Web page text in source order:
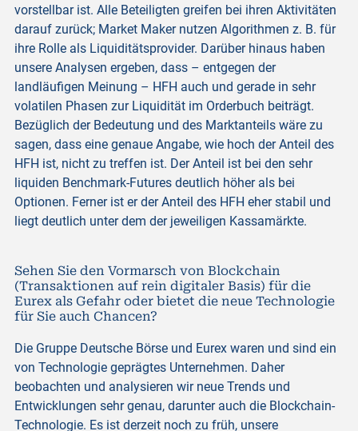
vorstellbar ist. Alle Beteiligten greifen bei ihren Aktivitäten
darauf zurück; Market Maker nutzen Algorithmen z. B. für
ihre Rolle als Liquiditätsprovider. Darüber hinaus haben
unsere Analysen ergeben, dass – entgegen der
landläufigen Meinung – HFH auch und gerade in sehr
volatilen Phasen zur Liquidität im Orderbuch beiträgt.
Bezüglich der Bedeutung und des Marktanteils wäre zu
sagen, dass eine genaue Angabe, wie hoch der Anteil des
HFH ist, nicht zu treffen ist. Der Anteil ist bei den sehr
liquiden Benchmark-Futures deutlich höher als bei
Optionen. Ferner ist er der Anteil des HFH eher stabil und
liegt deutlich unter dem der jeweiligen Kassamärkte.
Sehen Sie den Vormarsch von Blockchain
(Transaktionen auf rein digitaler Basis) für die
Eurex als Gefahr oder bietet die neue Technologie
für Sie auch Chancen?
Die Gruppe Deutsche Börse und Eurex waren und sind ein
von Technologie geprägtes Unternehmen. Daher
beobachten und analysieren wir neue Trends und
Entwicklungen sehr genau, darunter auch die Blockchain-
Technologie. Es ist derzeit noch zu früh, unsere